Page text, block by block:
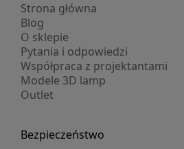
Strona główna
Blog
O sklepie
Pytania i odpowiedzi
Współpraca z projektantami
Modele 3D lamp
Outlet
Bezpieczeństwo